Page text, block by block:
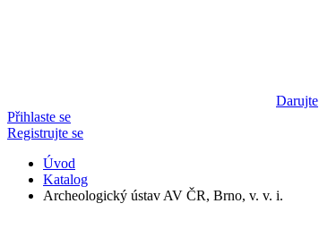
Darujte
Přihlaste se
Registrujte se
Úvod
Katalog
Archeologický ústav AV ČR, Brno, v. v. i.